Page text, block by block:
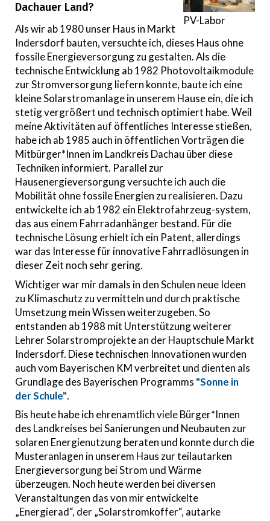
PV-Labor
Dachauer Land?
Als wir ab 1980 unser Haus in Markt
Indersdorf bauten, versuchte ich, dieses Haus ohne
fossile Energieversorgung zu gestalten. Als die
technische Entwicklung ab 1982 Photovoltaikmodule
zur Stromversorgung liefern konnte, baute ich eine
kleine Solarstromanlage in unserem Hause ein, die ich
stetig vergrößert und technisch optimiert habe. Weil
meine Aktivitäten auf öffentliches Interesse stießen,
habe ich ab 1985 auch in öffentlichen Vorträgen die
Mitbürger*Innen im Landkreis Dachau über diese
Techniken informiert. Parallel zur
Hausenergieversorgung versuchte ich auch die
Mobilität ohne fossile Energien zu realisieren. Dazu
entwickelte ich ab 1982 ein Elektrofahrzeug-system,
das aus einem Fahrradanhänger bestand. Für die
technische Lösung erhielt ich ein Patent, allerdings
war das Interesse für innovative Fahrradlösungen in
dieser Zeit noch sehr gering.
Wichtiger war mir damals in den Schulen neue Ideen
zu Klimaschutz zu vermitteln und durch praktische
Umsetzung mein Wissen weiterzugeben. So
entstanden ab 1988 mit Unterstützung weiterer
Lehrer Solarstromprojekte an der Hauptschule Markt
Indersdorf. Diese technischen Innovationen wurden
auch vom Bayerischen KM verbreitet und dienten als
Grundlage des Bayerischen Programms "Sonne in
der Schule".
Bis heute habe ich ehrenamtlich viele Bürger*Innen
des Landkreises bei Sanierungen und Neubauten zur
solaren Energienutzung beraten und konnte durch die
Musteranlagen in unserem Haus zur teilautarken
Energieversorgung bei Strom und Wärme
überzeugen. Noch heute werden bei diversen
Veranstaltungen das von mir entwickelte
„Energierad“, der „Solarstromkoffer“, autarke